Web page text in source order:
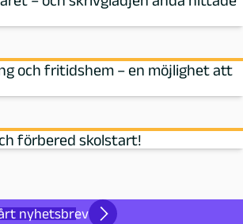
och fritidshem – en möjlighet att
förbered skolstart!
nyhetsbrev